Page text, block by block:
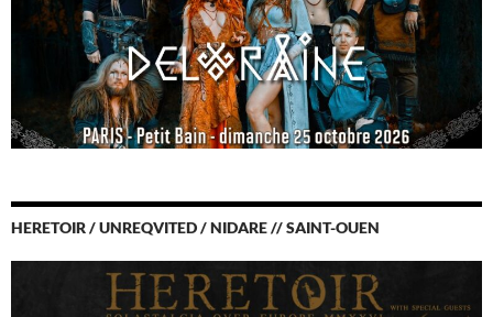
HERETOIR / UNREQVITED / NIDARE // SAINT-OUEN